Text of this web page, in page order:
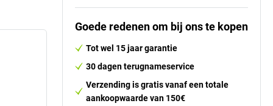
Goede redenen om bij ons te kopen
Tot wel 15 jaar garantie
30 dagen terugnameservice
Verzending is gratis vanaf een totale
aankoopwaarde van 150€